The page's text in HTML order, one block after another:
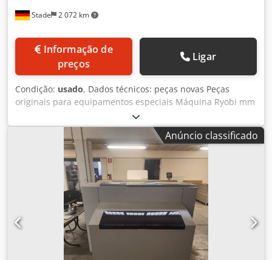
Stade 2 072 km
preços
Ligar
Condição: usado, Dados técnicos: peças novas Peças
originais para equipamentos especiais Máquina Ryobi mm
Grande estoque de peças novas e originais Ryobi para
todas as impressoras offset Dsdpfx Afjwmga Do Ajck
Apenas perguntando sobre o número da peça de
reposição e o modelo da máquina Grande desconto
Anúncio classificado